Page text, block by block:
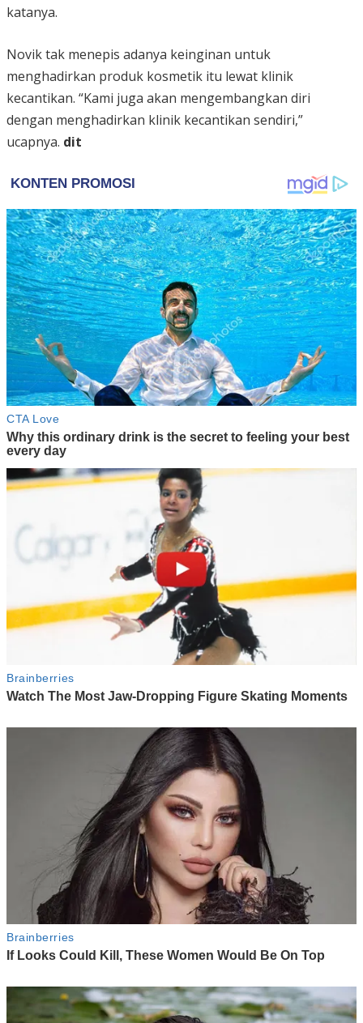
katanya.
Novik tak menepis adanya keinginan untuk
menghadirkan produk kosmetik itu lewat klinik
kecantikan. “Kami juga akan mengembangkan diri
dengan menghadirkan klinik kecantikan sendiri,”
ucapnya. dit